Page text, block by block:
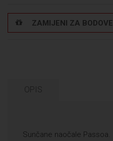
ZAMIJENI ZA BODOVE
OPIS
Sunčane naočale Passoa.